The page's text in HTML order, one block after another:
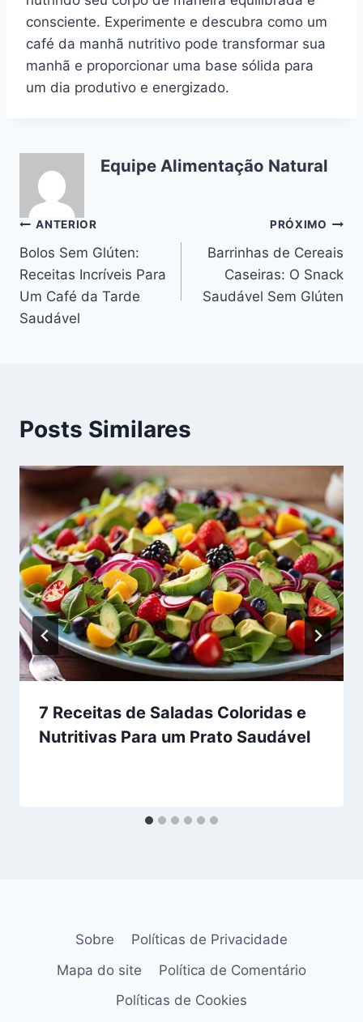
consciente. Experimente e descubra como um
café da manhã nutritivo pode transformar sua
manhã e proporcionar uma base sólida para
um dia produtivo e energizado.
Equipe Alimentação Natural
Navegação
de
Post
ANTERIOR
Bolos Sem Glúten:
Receitas Incríveis Para
Um Café da Tarde
Saudável
PRÓXIMO
Barrinhas de Cereais
Caseiras: O Snack
Saudável Sem Glúten
Posts Similares
7 Receitas de Saladas Coloridas e
Nutritivas Para um Prato Saudável
Sobre
Políticas de Privacidade
Mapa do site
Política de Comentário
Políticas de Cookies